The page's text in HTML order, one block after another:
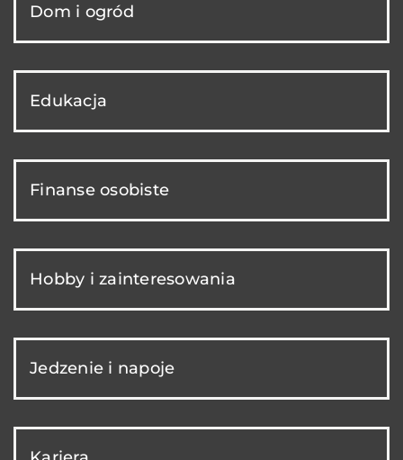
Dom i ogród
Edukacja
Finanse osobiste
Hobby i zainteresowania
Jedzenie i napoje